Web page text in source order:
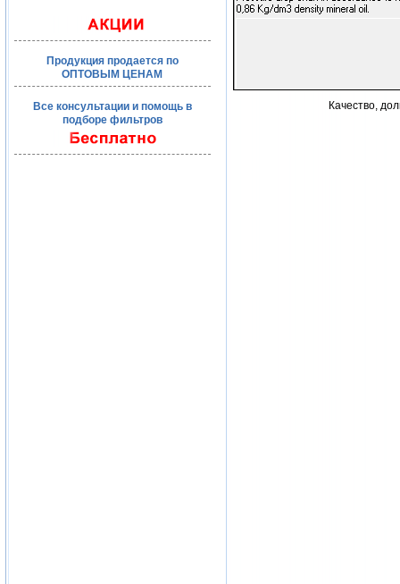
Продукция продается по
ОПТОВЫМ ЦЕНАМ
Все консультации и помощь в
подборе фильтров
Качество,